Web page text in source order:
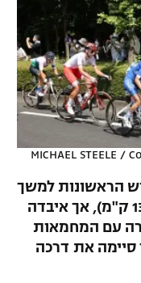
MICHAEL STEELE /
דורגה בשלוש הראשונות למשך
חלקים ארוכים במירוץ הכביש (137 ק"מ), אך איבדה
ונותרה עם המחמאות
סיימה את דרכה